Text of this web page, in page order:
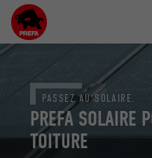
PREFA SOLAIRE
TOITURE
PASSEZ AU SOLAIRE.